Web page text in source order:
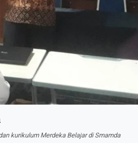
kurikulum Merdeka Belajar di Smamda